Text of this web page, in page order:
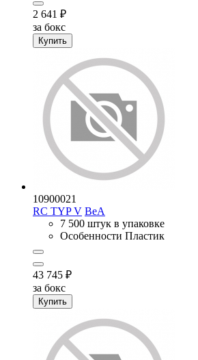
2 641 ₽
за бокс
Купить
10900021
RC TYP V BeA
7 500 штук в упаковке
Особенности Пластик
43 745 ₽
за бокс
Купить